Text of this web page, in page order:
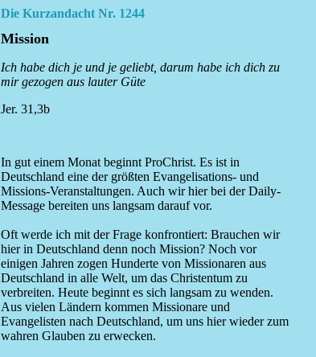
Die Kurzandacht Nr. 1244
Mission
Ich habe dich je und je geliebt, darum habe ich dich zu
mir gezogen aus lauter Güte
Jer. 31,3b
In gut einem Monat beginnt ProChrist. Es ist in
Deutschland eine der größten Evangelisations- und
Missions-Veranstaltungen. Auch wir hier bei der Daily-
Message bereiten uns langsam darauf vor.
Oft werde ich mit der Frage konfrontiert: Brauchen wir
hier in Deutschland denn noch Mission? Noch vor
einigen Jahren zogen Hunderte von Missionaren aus
Deutschland in alle Welt, um das Christentum zu
verbreiten. Heute beginnt es sich langsam zu wenden.
Aus vielen Ländern kommen Missionare und
Evangelisten nach Deutschland, um uns hier wieder zum
wahren Glauben zu erwecken.